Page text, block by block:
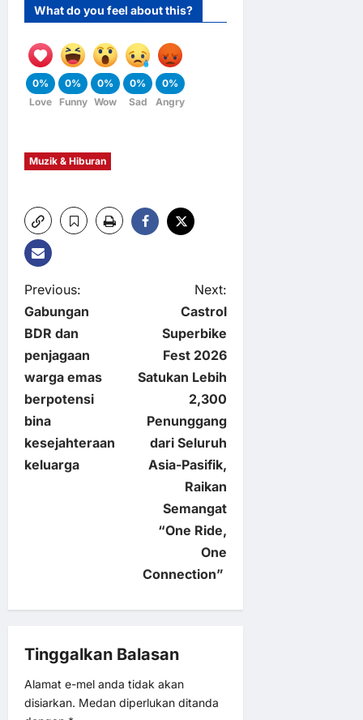
What do you feel about this?
0%
Love
0%
Funny
0%
Wow
0%
Sad
0%
Angry
Muzik & Hiburan
P
o
s
t
n
a
t
i
Previous:
Gabungan
BDR dan
penjagaan
warga emas
berpotensi
bina
kesejahteraan
keluarga
Next:
Castrol
Superbike
Fest 2026
Satukan Lebih
2,300
Penunggang
dari Seluruh
Asia-Pasifik,
Raikan
Semangat
“One Ride,
One
Connection”
Tinggalkan Balasan
Alamat e-mel anda tidak akan
disiarkan. Medan diperlukan ditanda